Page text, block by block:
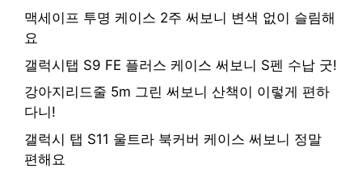
맥세이프 투명 케이스 2주 써보니 변색 없이 슬림해
요
갤럭시탭 S9 FE 플러스 케이스 써보니 S펜 수납 굿!
강아지리드줄 5m 그린 써보니 산책이 이렇게 편하
다니!
갤럭시 탭 S11 울트라 북커버 케이스 써보니 정말
편해요